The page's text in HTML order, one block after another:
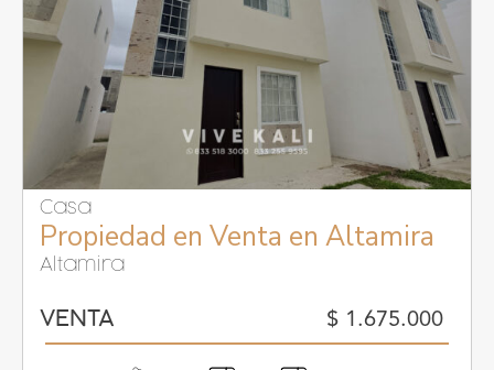
Casa
Propiedad en Venta en Altamira
Altamira
VENTA $ 1.675.000